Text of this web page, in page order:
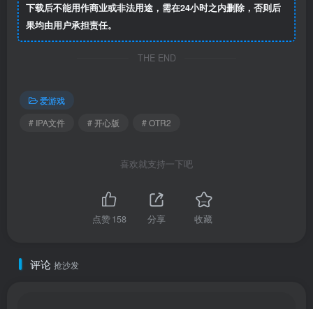
下载后不能用作商业或非法用途，需在24小时之内删除，否则后
果均由用户承担责任。
THE END
爱游戏
# IPA文件
# 开心版 # OTR2
喜欢就支持一下吧
点赞158 分享 收藏
评论 抢沙发